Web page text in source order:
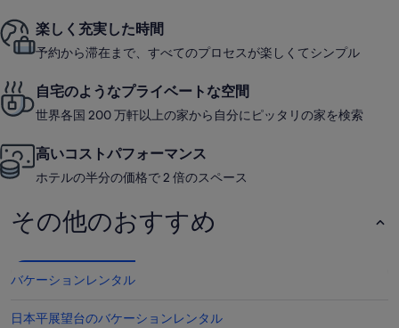
楽しく充実した時間
予約から滞在まで、すべてのプロセスが楽しくてシンプル
自宅のようなプライベートな空間
世界各国 200 万軒以上の家から自分にピッタリの家を検索
高いコストパフォーマンス
ホテルの半分の価格で 2 倍のスペース
その他のおすすめ
バケーションレンタル
日本平展望台のバケーションレンタル